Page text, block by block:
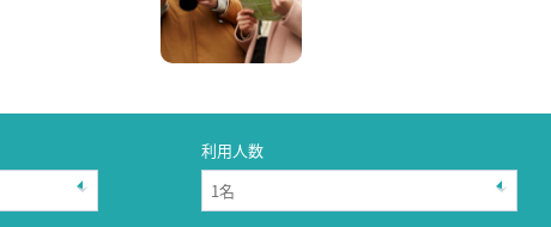
利用人数